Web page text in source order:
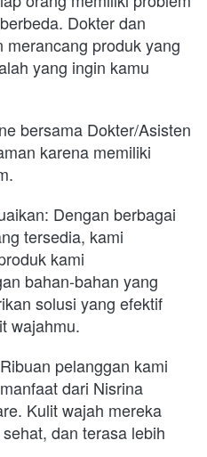
Dokter dan
merancang produk yang
yang ingin kamu
bersama Dokter/Asisten
karena memiliki
Dengan berbagai
tersedia, kami
kami
bahan-bahan yang
solusi yang efektif
wajahmu.
pelanggan kami
dari Nisrina
Kulit wajah mereka
dan terasa lebih